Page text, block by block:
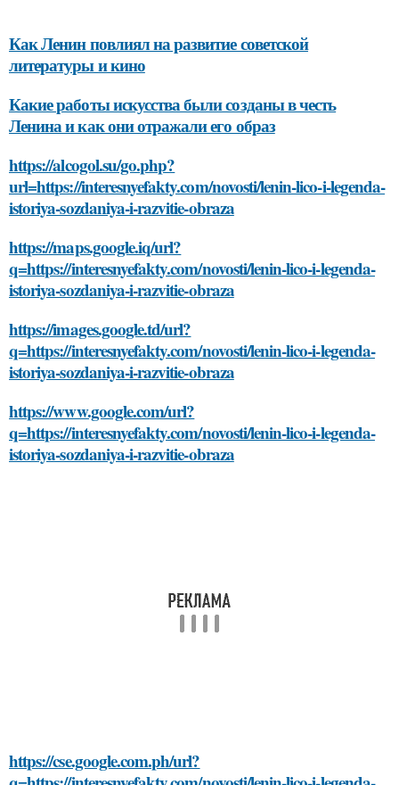
Как Ленин повлиял на развитие советской
литературы и кино
Какие работы искусства были созданы в честь
Ленина и как они отражали его образ
https://alcogol.su/go.php?
url=https://interesnyefakty.com/novosti/lenin-lico-i-legenda-
istoriya-sozdaniya-i-razvitie-obraza
https://maps.google.iq/url?
q=https://interesnyefakty.com/novosti/lenin-lico-i-legenda-
istoriya-sozdaniya-i-razvitie-obraza
https://images.google.td/url?
q=https://interesnyefakty.com/novosti/lenin-lico-i-legenda-
istoriya-sozdaniya-i-razvitie-obraza
https://www.google.com/url?
q=https://interesnyefakty.com/novosti/lenin-lico-i-legenda-
istoriya-sozdaniya-i-razvitie-obraza
https://cse.google.com.ph/url?